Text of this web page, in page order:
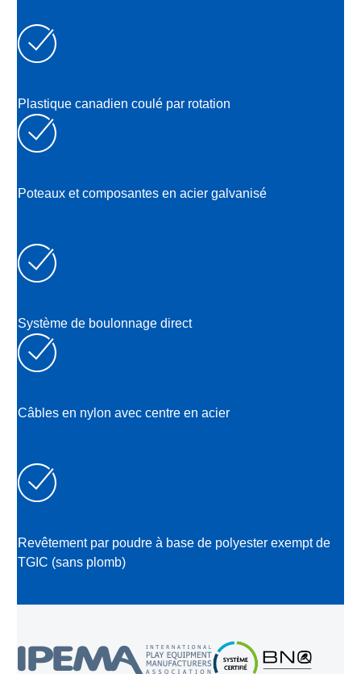
Plastique canadien coulé par rotation
Poteaux et composantes en acier galvanisé
Système de boulonnage direct
Câbles en nylon avec centre en acier
Revêtement par poudre à base de polyester exempt de
TGIC (sans plomb)